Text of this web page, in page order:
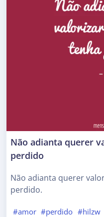
Não adianta querer
perdido
Não adianta querer
perdido.
#amor #perdido #hilzw